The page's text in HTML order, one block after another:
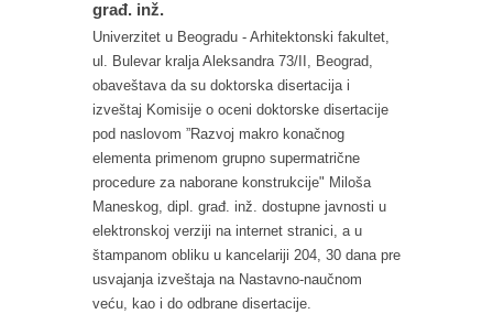
građ. inž.
Univerzitet u Beogradu - Arhitektonski fakultet,
ul. Bulevar kralja Aleksandra 73/II, Beograd,
obaveštava da su doktorska disertacija i
izveštaj Komisije o oceni doktorske disertacije
pod naslovom ”Razvoj makro konačnog
elementa primenom grupno supermatrične
procedure za naborane konstrukcije" Miloša
Maneskog, dipl. građ. inž. dostupne javnosti u
elektronskoj verziji na internet stranici, a u
štampanom obliku u kancelariji 204, 30 dana pre
usvajanja izveštaja na Nastavno-naučnom
veću, kao i do odbrane disertacije.